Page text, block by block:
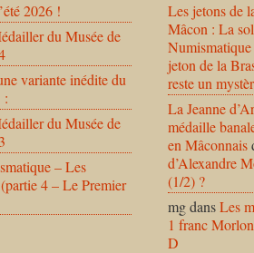
2026 !
du Musée de
variante inédite du
:
du Musée de
– Les
4 – Le Premier
Les jetons de
Mâcon : La
jeton de la
reste un
La Jeanne
médaille
en Mâconnais
d’Alexandre
(1/2) ?
mgdansLes
1 franc
D